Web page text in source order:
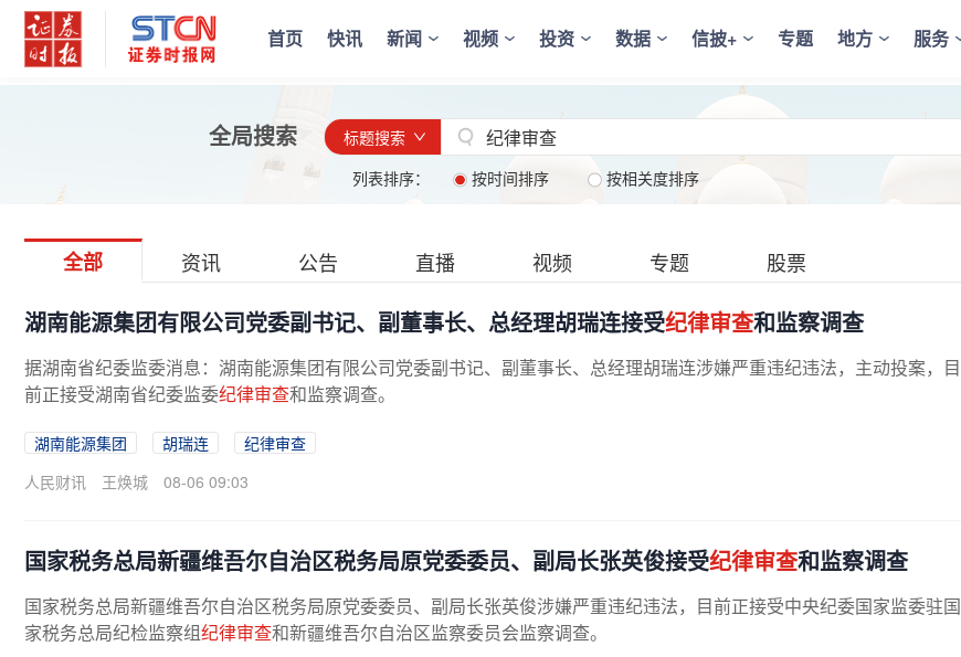
首页 快讯 新闻 视频 投资 数据 信披+ 专题 地方 服务
全局搜索 标题搜索
列表排序： 按时间排序 按相关度排序
全部 资讯 公告 直播 视频 专题 股票
湖南能源集团有限公司党委副书记、副董事长、总经理胡瑞连接受纪律审查和监察调查
据湖南省纪委监委消息：湖南能源集团有限公司党委副书记、副董事长、总经理胡瑞连涉嫌严重违纪违法，主动投案，目
前正接受湖南省纪委监委纪律审查和监察调查。
湖南能源集团 胡瑞连
纪律审查
人民财讯
王焕城 08-06 09:03
国家税务总局新疆维吾尔自治区税务局原党委委员、副局长张英俊接受纪律审查和监察调查
国家税务总局新疆维吾尔自治区税务局原党委委员、副局长张英俊涉嫌严重违纪违法，目前正接受中央纪委国家监委驻国
家税务总局纪检监察组纪律审查和新疆维吾尔自治区监察委员会监察调查。